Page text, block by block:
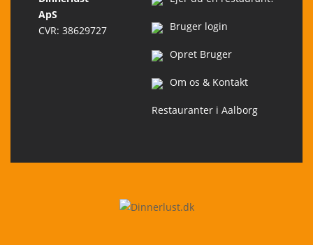
ApS
CVR: 38629727
Bruger login
Opret Bruger
Om os & Kontakt
Restauranter i Aalborg